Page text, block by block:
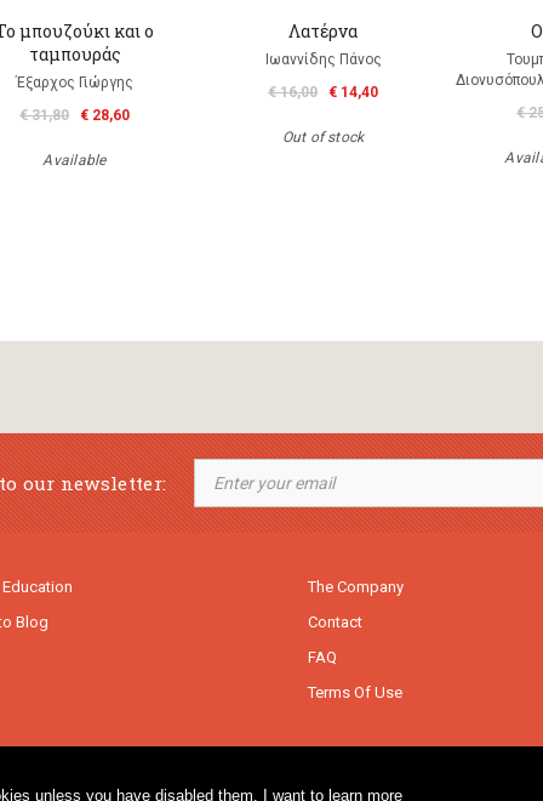
unless you have disabled them. I want to learn more
μπουζούκι και ο
ταμπουράς
Έξαρχος Γιώργης
€ 31,80
€ 28,60
Available
Λατέρνα
Ιωαννίδης Πάνος
€ 16,00
€ 14,40
Out of stock
€
our newsletter:
Blog
The Company
Contact
FAQ
Terms Of Use